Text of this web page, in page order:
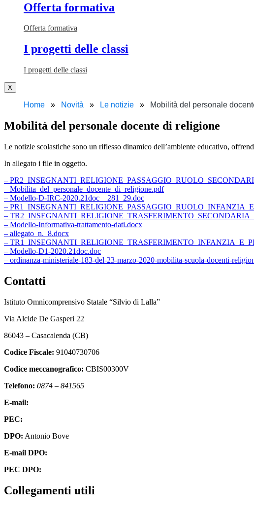
Offerta formativa
Offerta formativa
I progetti delle classi
I progetti delle classi
X
Home Novità Le notizie Mobilità del personale
Mobilità del personale docente di religione
Le notizie scolastiche sono un riflesso dinamico dell’ambiente educativo,
In allegato i file in oggetto.
–
– Mobilita_del_personale_docente_di_religione.pdf
– Modello-D-IRC-2020.21doc__281_29.doc
–
–
– Modello-Informativa-trattamento-dati.docx
– allegato_n._8.docx
–
– Modello-D1-2020.21doc.doc
– ordinanza-ministeriale-183-del-23-marzo-2020-mobilita-scuola-docenti-
Contatti
Istituto Omnicomprensivo Statale “Silvio di Lalla”
Via Alcide De Gasperi 22
86043 – Casacalenda (CB)
Codice Fiscale: 91040730706
Codice meccanografico: CBIS00300V
Telefono: 0874 – 841565
E-mail:
PEC:
DPO: Antonio Bove
E-mail DPO:
PEC DPO:
Collegamenti utili